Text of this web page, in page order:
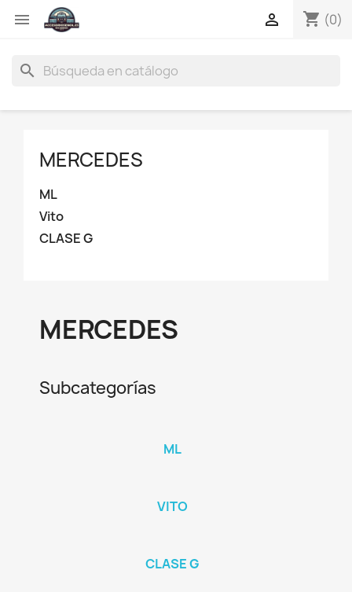
 shopping_cart (0)

search
MERCEDES
ML
Vito
CLASE G
MERCEDES
Subcategorías
ML
VITO
CLASE G